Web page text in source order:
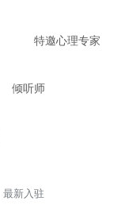
特邀心理专家
倾听师
最新入驻